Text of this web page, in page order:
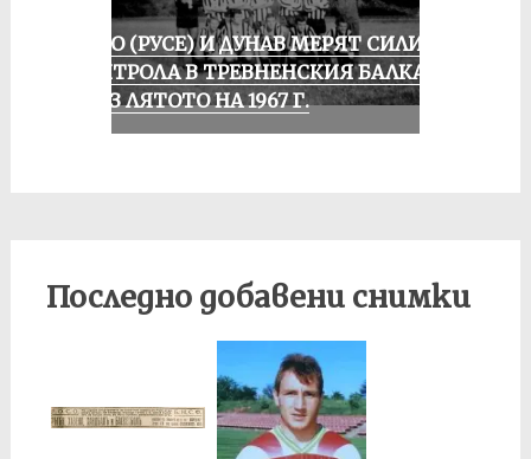
ЛОКО (РУСЕ) И ДУНАВ МЕРЯТ СИЛИ В
КОНТРОЛА В ТРЕВНЕНСКИЯ БАЛКАН
ПРЕЗ ЛЯТОТО НА 1967 Г.
Последно добавени снимки